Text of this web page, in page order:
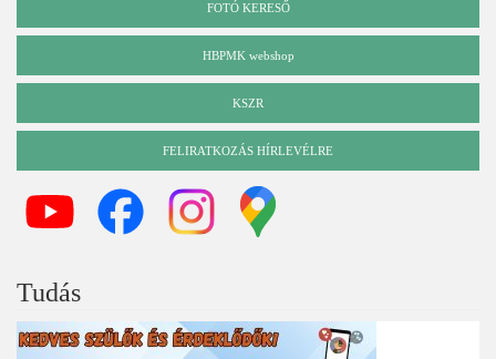
FOTÓ KERESŐ
HBPMK webshop
KSZR
FELIRATKOZÁS HÍRLEVÉLRE
Tudás